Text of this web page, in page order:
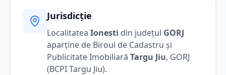
Jurisdicție
Localitatea Ionesti din județul GORJ
aparține de Biroul de Cadastru și
Publicitate Imobiliară Targu Jiu, GORJ
(BCPITargu Jiu).